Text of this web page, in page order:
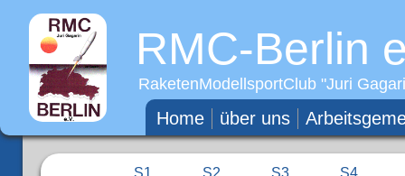
RMC-Berlin
RaketenModellsportClub "Juri
Home über uns
S1 S2 S3 S4